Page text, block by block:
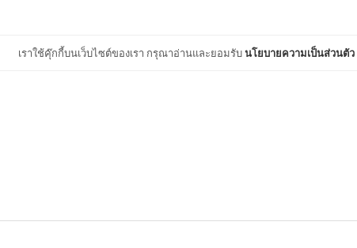
เราใช้คุ๊กกี้บนเว็บไซต์ของเรา กรุณาอ่านและยอมรับนโยบายความเป็นส่วนตัว